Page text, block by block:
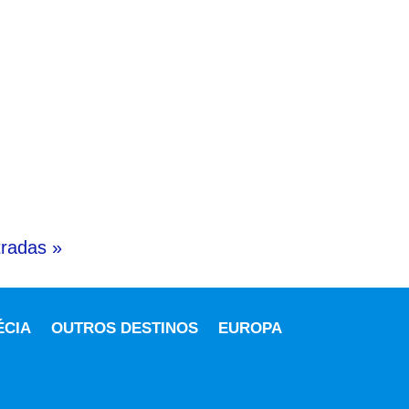
»
OUTROS DESTINOS
EUROPA